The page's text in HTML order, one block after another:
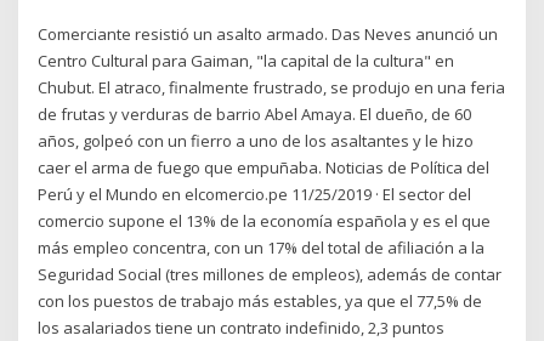
Comerciante resistió un asalto armado. Das Neves anunció un
Centro Cultural para Gaiman, "la capital de la cultura" en
Chubut. El atraco, finalmente frustrado, se produjo en una feria
de frutas y verduras de barrio Abel Amaya. El dueño, de 60
años, golpeó con un fierro a uno de los asaltantes y le hizo
caer el arma de fuego que empuñaba. Noticias de Política del
Perú y el Mundo en elcomercio.pe 11/25/2019 · El sector del
comercio supone el 13% de la economía española y es el que
más empleo concentra, con un 17% del total de afiliación a la
Seguridad Social (tres millones de empleos), además de contar
con los puestos de trabajo más estables, ya que el 77,5% de
los asalariados tiene un contrato indefinido, 2,3 puntos